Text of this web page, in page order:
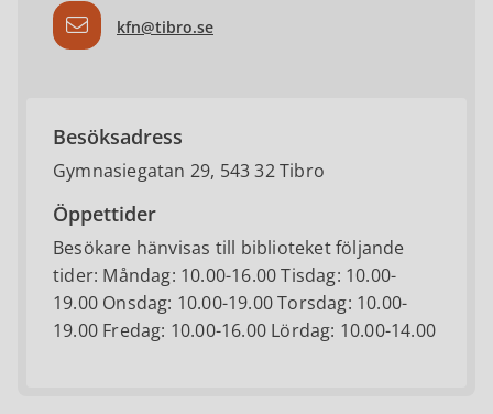
kfn@tibro.se
Besöksadress
Gymnasiegatan 29, 543 32 Tibro
Öppettider
Besökare hänvisas till biblioteket följande
tider: Måndag: 10.00-16.00 Tisdag: 10.00-
19.00 Onsdag: 10.00-19.00 Torsdag: 10.00-
19.00 Fredag: 10.00-16.00 Lördag: 10.00-14.00